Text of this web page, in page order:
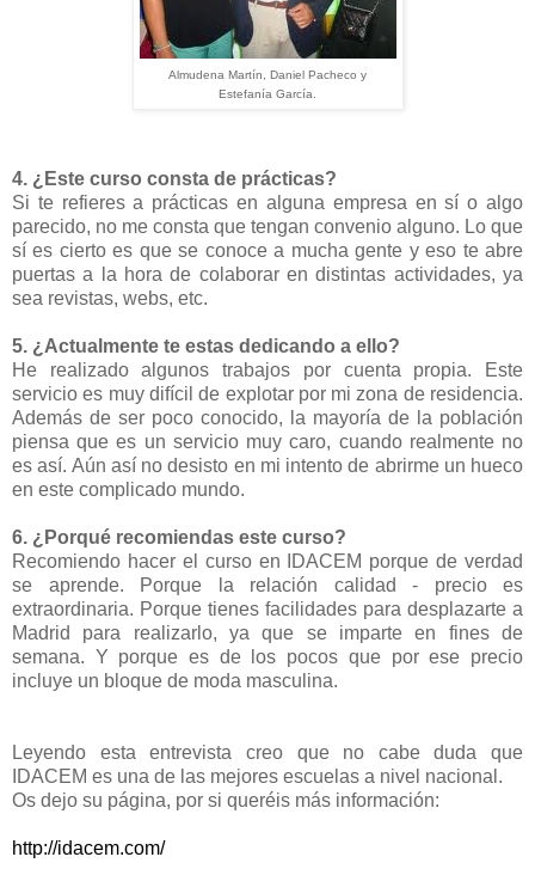
Almudena Martín, Daniel Pacheco y
Estefanía García.
4. ¿Este curso consta de prácticas?
Si te refieres a prácticas en alguna empresa en sí o algo
parecido, no me consta que tengan convenio alguno. Lo que
sí es cierto es que se conoce a mucha gente y eso te abre
puertas a la hora de colaborar en distintas actividades, ya
sea revistas, webs, etc.
5. ¿Actualmente te estas dedicando a ello?
He realizado algunos trabajos por cuenta propia. Este
servicio es muy difícil de explotar por mi zona de residencia.
Además de ser poco conocido, la mayoría de la población
piensa que es un servicio muy caro, cuando realmente no
es así. Aún así no desisto en mi intento de abrirme un hueco
en este complicado mundo.
6. ¿Porqué recomiendas este curso?
Recomiendo hacer el curso en IDACEM porque de verdad
se aprende. Porque la relación calidad - precio es
extraordinaria. Porque tienes facilidades para desplazarte a
Madrid para realizarlo, ya que se imparte en fines de
semana. Y porque es de los pocos que por ese precio
incluye un bloque de moda masculina.
Leyendo esta entrevista creo que no cabe duda que
IDACEM es una de las mejores escuelas a nivel nacional.
Os dejo su página, por si queréis más información:
http://idacem.com/